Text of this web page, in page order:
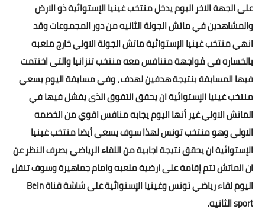
على الجهة الاخر اليوم يدخل منتخب غينيا الإستوائية ذو الارض
والمشاهدين في ماتش الجولة الثانيه من دور المجموعات وقد
انهي منتخب غينيا الإستوائية ماتش الجولة الاولي خارج ملعبه
بالخساره في مُواجهة متنافس معه منتخب تنزانيا والتى اختتمت
فيها المسابقة بنتيجة هدفين لهدف ، وفي مسابقة اليوم يسعي
منتخب غينيا الإستوائية ان يحقق التفوق الذى يفشل فيها في
الماتش الاولي غير أنها اليوم يجابه منافس اقوي من الخصمه
الاولي وهو منتخب تونس لهذا سوف يسعي أيضا منتخب غينيا
الإستوائية ان يحقق نتيجة اجابية من اللقاء الرياضي بصرف النظر عن
ان الماتش تتم إقامة على ارضية ملعبه وامام جماهيرة وسوف تنقل
اليوم لقاء رياضي تونس وغينيا الإستوائية على شاشة قناة BeIn
sport الثانيه.